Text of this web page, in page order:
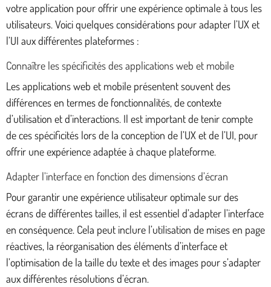
votre application pour offrir une expérience optimale à tous les
utilisateurs. Voici quelques considérations pour adapter l’UX et
l’UI aux différentes plateformes :
Connaître les spécificités des applications web et mobile
Les applications web et mobile présentent souvent des
différences en termes de fonctionnalités, de contexte
d’utilisation et d’interactions. Il est important de tenir compte
de ces spécificités lors de la conception de l’UX et de l’UI, pour
offrir une expérience adaptée à chaque plateforme.
Adapter l’interface en fonction des dimensions d’écran
Pour garantir une expérience utilisateur optimale sur des
écrans de différentes tailles, il est essentiel d’adapter l’interface
en conséquence. Cela peut inclure l’utilisation de mises en page
réactives, la réorganisation des éléments d’interface et
l’optimisation de la taille du texte et des images pour s’adapter
aux différentes résolutions d’écran.